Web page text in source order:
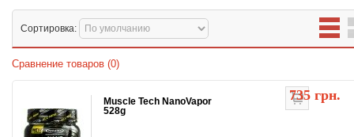
Сортировка:
Сравнение товаров (0)
735 грн.
Muscle Tech NanoVapor
528g